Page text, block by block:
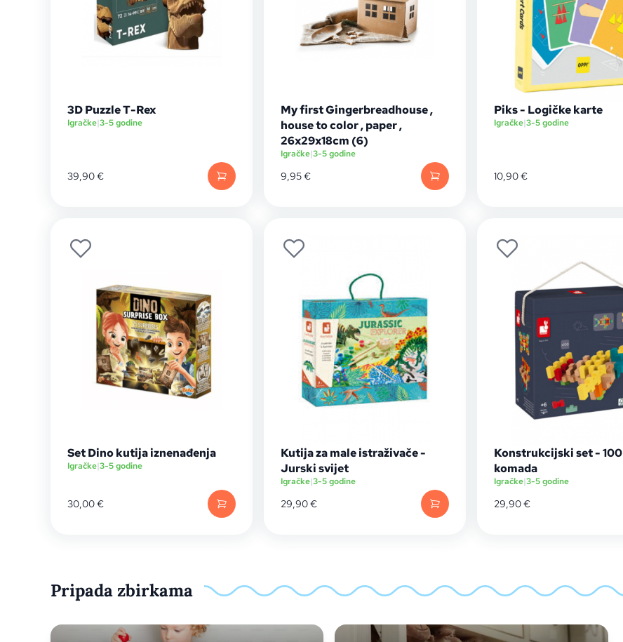
3D Puzzle T-Rex
Igračke|3-5 godine
39,90€
My first Gingerbreadhouse ,
house to color , paper ,
26x29x18cm (6)
Igračke|3-5 godine
9,95€
Piks - Logičke karte
Igračke|3-5 godine
10,90€
Set Dino kutija iznenađenja
Igračke|3-5 godine
30,00€
Kutija za male istraživače -
Jurski svijet
Igračke|3-5 godine
29,90€
Konstrukcijski set - 100
komada
Igračke|3-5 godine
29,90€
Pripada zbirkama